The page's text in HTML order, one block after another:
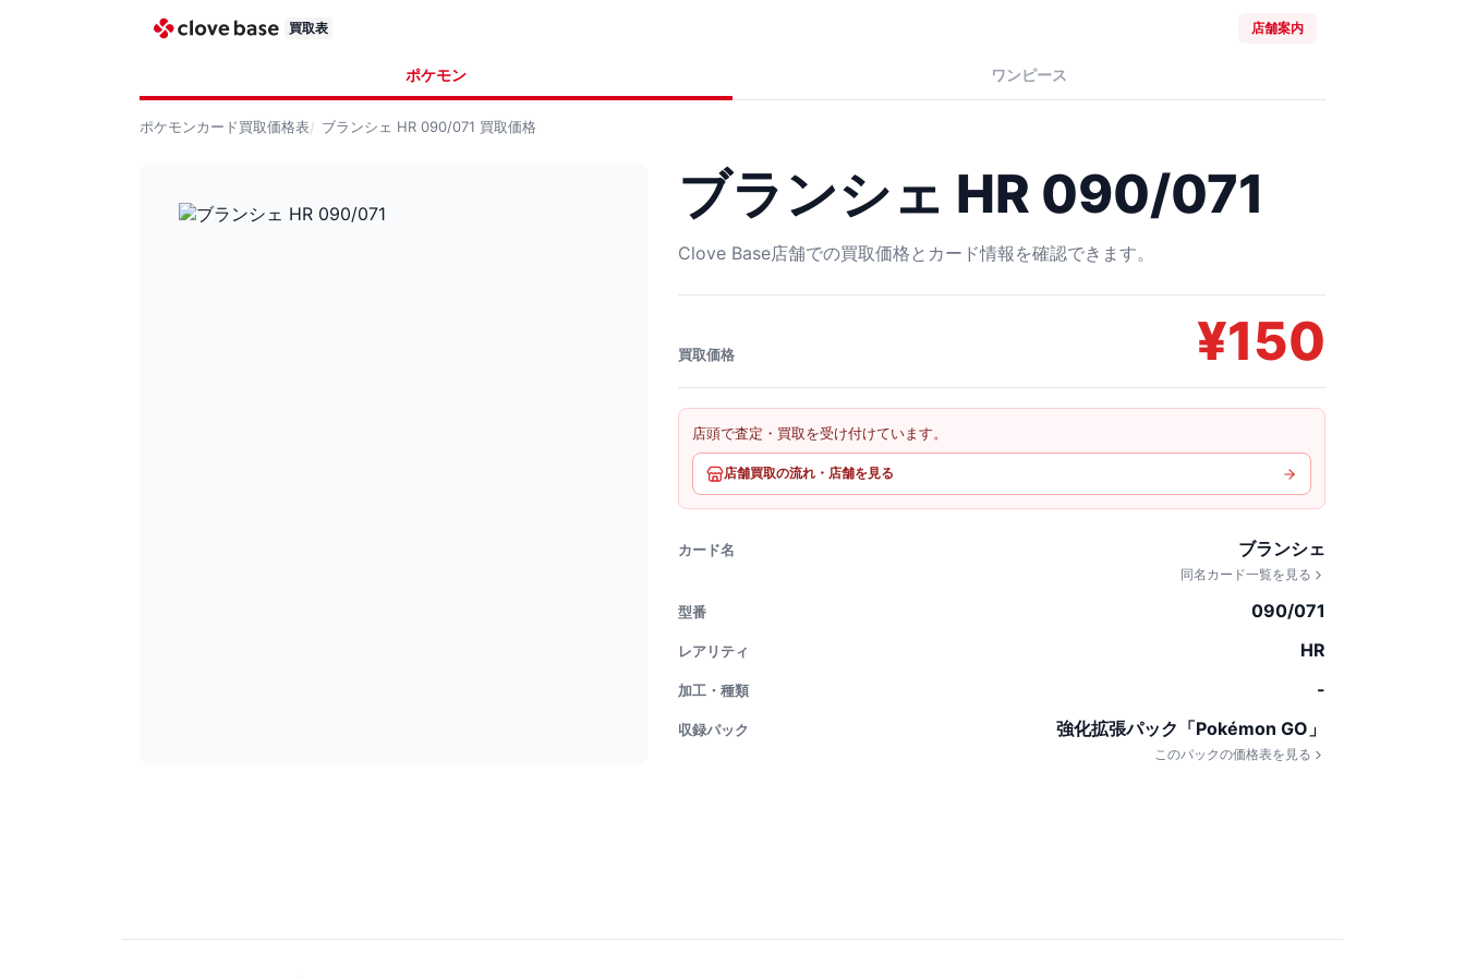
買取表 店舗案内
ポケモン ワンピース
ポケモンカード買取価格表 ブランシェ HR 090/071 買取価格
ブランシェ HR 090/071
Clove Base店舗での買取価格とカード情報を確認できます。
買取価格 ¥150
店頭で査定・買取を受け付けています。
店舗買取の流れ・店舗を見る
カード名 ブランシェ
同名カード一覧を見る
型番 090/071
レアリティ HR
加工・種類 -
収録パック 強化拡張パック「Pokémon GO」
このパックの価格表を見る